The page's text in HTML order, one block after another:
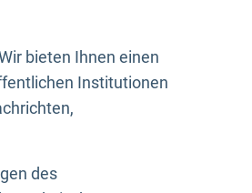
bieten Ihnen einen
Institutionen
des